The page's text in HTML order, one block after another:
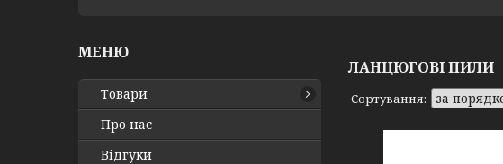
ЛАНЦЮГОВІ ПИЛИ
Товари
Про нас
Відгуки